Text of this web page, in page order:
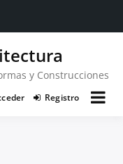
y Construcciones
Registro